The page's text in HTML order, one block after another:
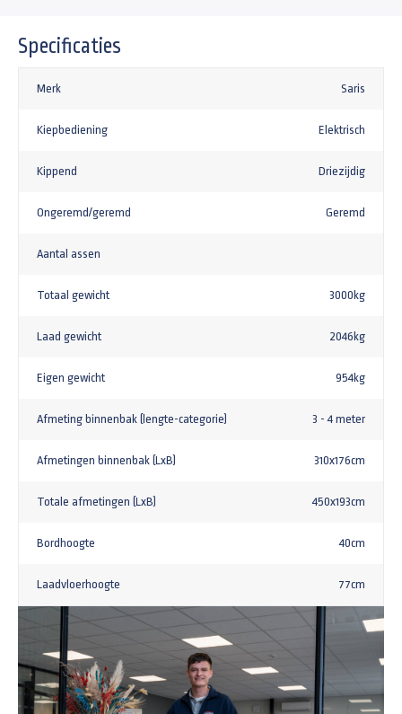
Specificaties
Merk Saris
Kiepbediening Elektrisch
Kippend Driezijdig
Ongeremd/geremd Geremd
Aantal assen
Totaal gewicht 3000kg
Laad gewicht 2046kg
Eigen gewicht 954kg
Afmeting binnenbak (lengte-categorie) 3 - 4 meter
Afmetingen binnenbak (LxB) 310x176cm
Totale afmetingen (LxB) 450x193cm
Bordhoogte 40cm
Laadvloerhoogte 77cm